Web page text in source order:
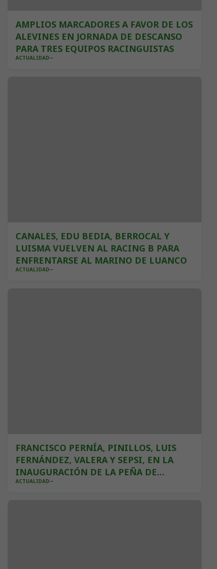
AMPLIOS MARCADORES A FAVOR DE LOS
ALEVINES EN JORNADA DE DESCANSO
PARA TRES EQUIPOS RACINGUISTAS
ACTUALIDAD
CANALES, EDU BEDIA, BERROCAL Y
LUISMA VUELVEN AL RACING B PARA
ENFRENTARSE AL MARINO DE LUANCO
ACTUALIDAD
FRANCISCO PERNÍA, PINILLOS, LUIS
FERNÁNDEZ, VALERA Y SEPSI, EN LA
INAUGURACIÓN DE LA PEÑA DE
OBREGÓN
ACTUALIDAD